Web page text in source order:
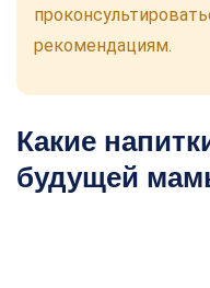
рекомендациям.
Какие
будущей